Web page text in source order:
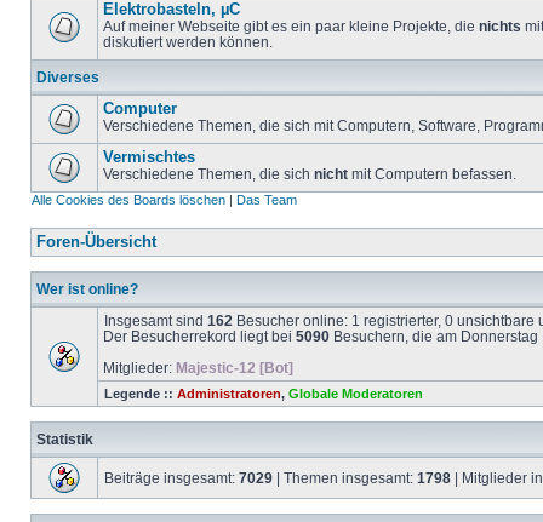
Elektrobasteln, µC
Auf meiner Webseite gibt es ein paar kleine Projekte, die nichts
diskutiert werden können.
Diverses
Computer
Verschiedene Themen, die sich mit Computern, Software,
Vermischtes
Verschiedene Themen, die sich nicht mit Computern befassen.
Alle Cookies des Boards löschen | Das Team
Foren-Übersicht
Wer ist online?
Insgesamt sind 162 Besucher online: 1 registrierter, 0
Der Besucherrekord liegt bei 5090 Besuchern, die am
Mitglieder: Majestic-12 [Bot]
Legende :: Administratoren, Globale Moderatoren
Statistik
Beiträge insgesamt: 7029 | Themen insgesamt: 1798 | Mitglieder